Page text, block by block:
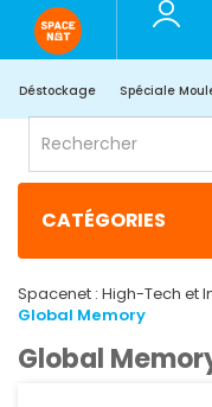
Déstockage Spéciale
CATÉGORIES
Spacenet : High-Tech et
Global Memory
Global